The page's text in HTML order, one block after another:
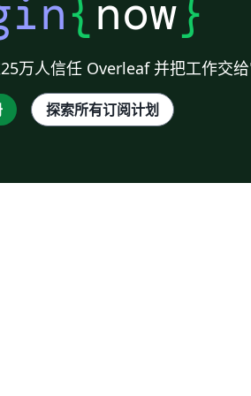
{ now}
万人信任 Overleaf 并把工作交
探索所有订阅计划